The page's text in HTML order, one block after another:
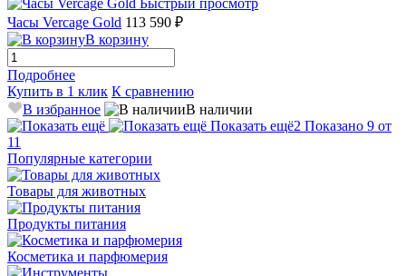
Быстрый просмотр
Часы Vercage Gold 113 590 ₽
В корзину
Подробнее
Купить в 1 клик К сравнению
В избранное
В наличии
Показать ещё2 Показано 9 от
11
Популярные категории
Товары для животных
Продукты питания
Косметика и парфюмерия